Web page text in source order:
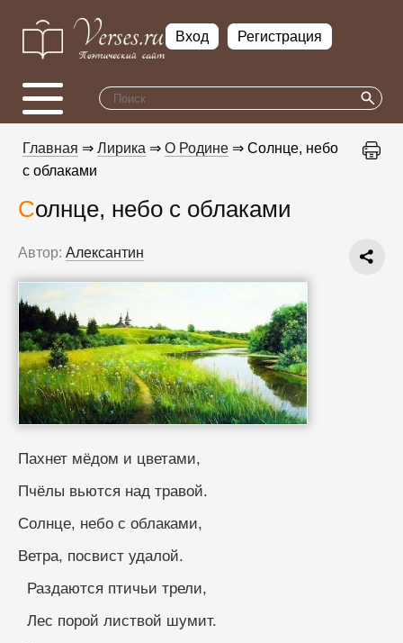
Вход Регистрация
Главная ⇒ Лирика ⇒ О Родине ⇒ Солнце, небо
с облаками
Солнце, небо с облаками
Автор: Алексантин
Пахнет мёдом и цветами,
Пчёлы вьются над травой.
Солнце, небо с облаками,
Ветра, посвист удалой.
  Раздаются птичьи трели,
  Лес порой листвой шумит.